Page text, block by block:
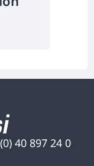
geöffnet
40 897 24 0